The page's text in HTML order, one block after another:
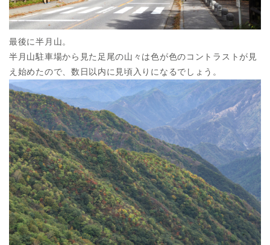
最後に半月山。
半月山駐車場から見た足尾の山々は色が色のコントラストが見
え始めたので、数日以内に見頃入りになるでしょう。